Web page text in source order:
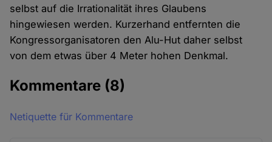
selbst auf die Irrationalität ihres Glaubens
hingewiesen werden. Kurzerhand entfernten die
Kongressorganisatoren den Alu-Hut daher selbst
von dem etwas über 4 Meter hohen Denkmal.
Kommentare (8)
Netiquette für Kommentare